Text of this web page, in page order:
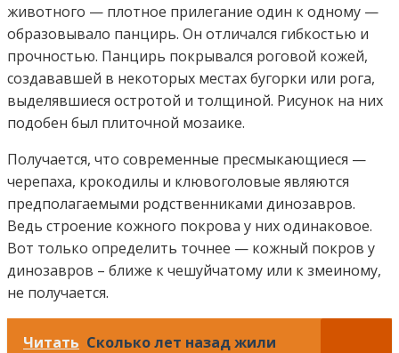
животного — плотное прилегание один к одному —
образовывало панцирь. Он отличался гибкостью и
прочностью. Панцирь покрывался роговой кожей,
создававшей в некоторых местах бугорки или рога,
выделявшиеся остротой и толщиной. Рисунок на них
подобен был плиточной мозаике.
Получается, что современные пресмыкающиеся —
черепаха, крокодилы и клювоголовые являются
предполагаемыми родственниками динозавров.
Ведь строение кожного покрова у них одинаковое.
Вот только определить точнее — кожный покров у
динозавров – ближе к чешуйчатому или к змеиному,
не получается.
Читать Сколько лет назад жили